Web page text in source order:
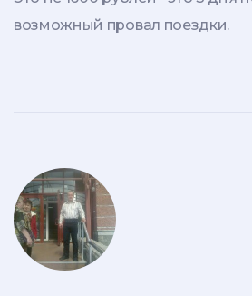
возможный провал поездки.